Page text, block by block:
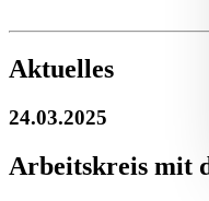
Aktuelles
24.03.2025
Arbeitskreis mit